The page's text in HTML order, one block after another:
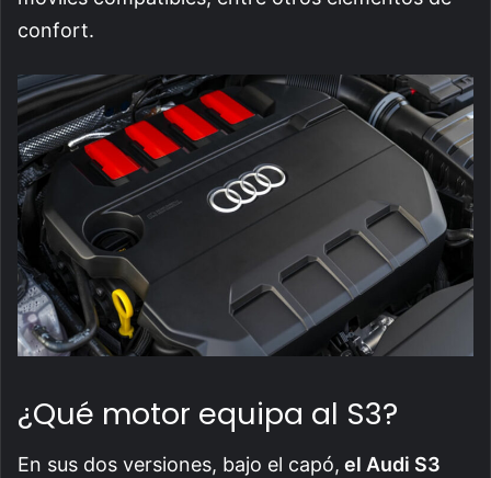
confort.
¿Qué motor equipa al S3?
En sus dos versiones, bajo el capó, el Audi S3